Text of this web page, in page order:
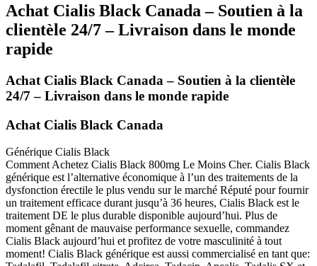
Achat Cialis Black Canada – Soutien à la
clientèle 24/7 – Livraison dans le monde
rapide
Achat Cialis Black Canada – Soutien à la clientèle
24/7 – Livraison dans le monde rapide
Achat Cialis Black Canada
Générique Cialis Black
Comment Achetez Cialis Black 800mg Le Moins Cher. Cialis Black
générique est l’alternative économique à l’un des traitements de la
dysfonction érectile le plus vendu sur le marché Réputé pour fournir
un traitement efficace durant jusqu’à 36 heures, Cialis Black est le
traitement DE le plus durable disponible aujourd’hui. Plus de
moment gênant de mauvaise performance sexuelle, commandez
Cialis Black aujourd’hui et profitez de votre masculinité à tout
moment! Cialis Black générique est aussi commercialisé en tant que: